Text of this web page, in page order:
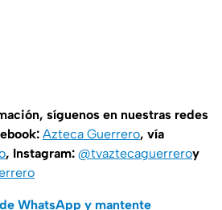
síguenos en nuestras redes
Azteca Guerrero, vía
, Instagram: @tvaztecaguerreroy
WhatsApp y mantente